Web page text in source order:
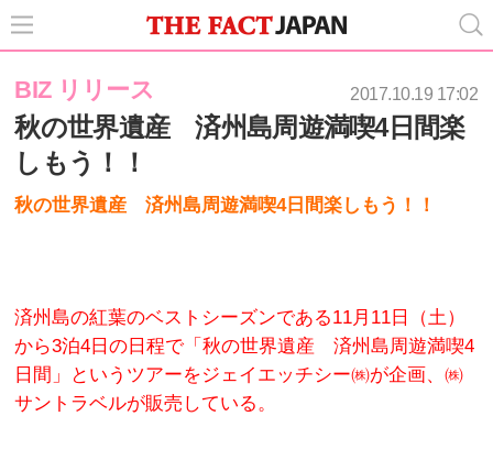
BIZ リリース 2017.10.19 17:02
秋の世界遺産 済州島周遊満喫4日間楽
しもう！！
秋の世界遺産 済州島周遊満喫4日間楽しもう！！
済州島の紅葉のベストシーズンである11月11日（土）
から3泊4日の日程で「秋の世界遺産 済州島周遊満喫4
日間」というツアーをジェイエッチシー㈱が企画、㈱
サントラベルが販売している。